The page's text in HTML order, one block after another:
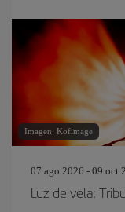
Imagen: Kofimage
07 ago 2026 - 09 oct
Luz de vela: